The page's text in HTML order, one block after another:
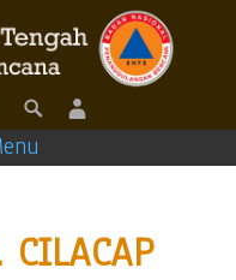
CILACAP